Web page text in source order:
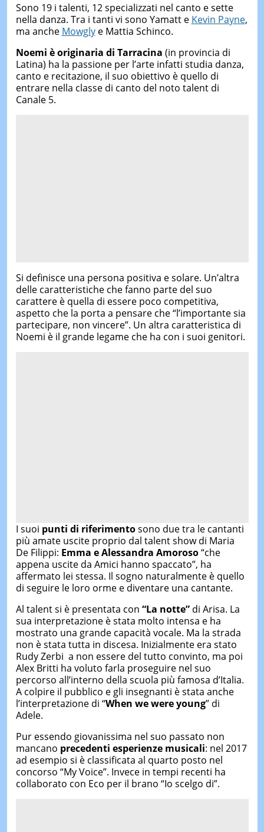
Sono 19 i talenti, 12 specializzati nel canto e sette
nella danza. Tra i tanti vi sono Yamatt e Kevin Payne,
ma anche Mowglye Mattia Schinco.
Noemi è originaria di Tarracina (in provincia di
Latina) ha la passione per l’arte infatti studia danza,
canto e recitazione, il suo obiettivo è quello di
entrare nella classe di canto del noto talent di
Canale 5.
Si definisce una persona positiva e solare. Un’altra
delle caratteristiche che fanno parte del suo
carattere è quella di essere poco competitiva,
aspetto che la porta a pensare che “l’importante sia
partecipare, non vincere”. Un altra caratteristica di
Noemi è il grande legame che ha con i suoi genitori.
I suoi punti di riferimentosono due tra le cantanti
più amate uscite proprio dal talent show di Maria
De Filippi: Emma e Alessandra Amoroso“che
appena uscite da Amici hanno spaccato”, ha
affermato lei stessa. Il sogno naturalmente è quello
di seguire le loro orme e diventare una cantante.
Al talent si è presentata con “La notte”di Arisa. La
sua interpretazione è stata molto intensa e ha
mostrato una grande capacità vocale. Ma la strada
non è stata tutta in discesa. Inizialmente era stato
Rudy Zerbi a non essere del tutto convinto, ma poi
Alex Britti ha voluto farla proseguire nel suo
percorso all’interno della scuola più famosa d’Italia.
A colpire il pubblico e gli insegnanti è stata anche
l’interpretazione di “When we were young” di
Adele.
Pur essendo giovanissima nel suo passato non
mancano precedenti esperienze musicali: nel 2017
ad esempio si è classificata al quarto posto nel
concorso “My Voice”. Invece in tempi recenti ha
collaborato con Eco per il brano “Io scelgo di”.